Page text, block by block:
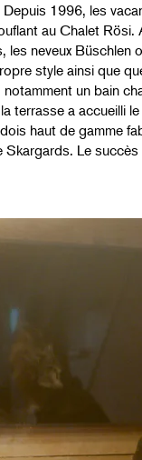
Depuis 1996, les
au Chalet Rösi.
les neveux Büschlen
style ainsi que
un bain
terrasse a accueilli
haut de gamme
Le succès